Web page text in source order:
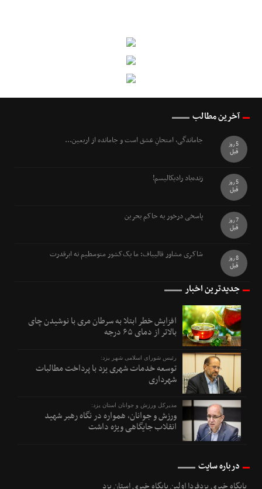
آخرین مطالب
جاماندگی، امتحانِ عشق است و جامانده از اربعین...
5 روز
قبل
زنده‌باد رادیکالیسم!
5 روز
قبل
پاسخی درخور به حاکم بحرین
7 روز
قبل
شاکری مشاور قالیباف: ما یک‌کشور متوسطیم نه ابرقدرت
8 روز
قبل
جدیدترین اخبار
افزایش خطر ابتلا به سرطان مری با نوشیدن چای
بالاتر از دمای ۶۵ درجه
رئیس شورای اسلامی شهر یزد:
توسعه خدمات شهری یزد با پرداخت مطالبات
شهرداری
مدیرکل ورزش و جوانان استان یزد:
ورزش و جوانان، همواره در نگاه رهبر شهید
انقلاب جایگاهی ویژه داشت
درباره سایت